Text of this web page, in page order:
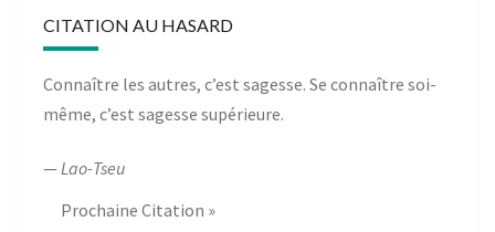
CITATION AU HASARD
Connaître les autres, c’est sagesse. Se connaître soi-
même, c’est sagesse supérieure.
— Lao-Tseu
Prochaine Citation »